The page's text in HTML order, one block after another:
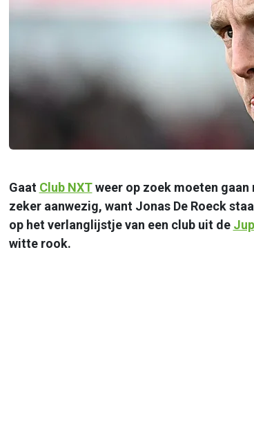
Gaat Club NXTweer op zoek moeten gaan
zeker aanwezig, want Jonas De Roeck
op het verlanglijstje van een club uit de
witte rook.